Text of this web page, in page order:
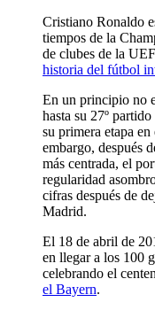
Cristiano Ronaldo
tiempos de la
de clubes de la
historia del fútbol
En un principio no
hasta su 27º
su primera etapa
embargo, después
más centrada, el
regularidad
cifras después de
Madrid.
El 18 de abril de
en llegar a los 100
celebrando el
el Bayern.